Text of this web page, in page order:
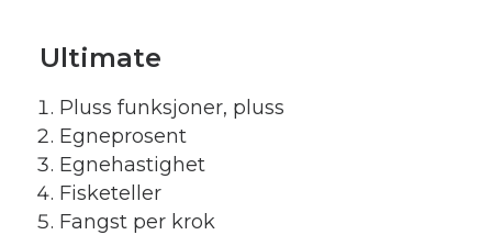
Ultimate
Pluss funksjoner, pluss
Egneprosent
Egnehastighet
Fisketeller
Fangst per krok